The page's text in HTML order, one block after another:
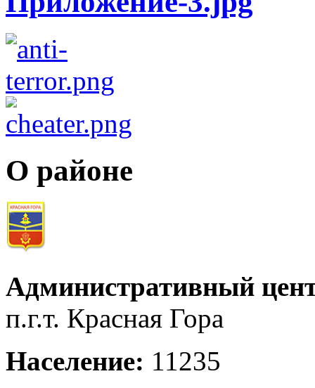
О районе
Административный
п.г.т. Красная Гора
Население: 11235